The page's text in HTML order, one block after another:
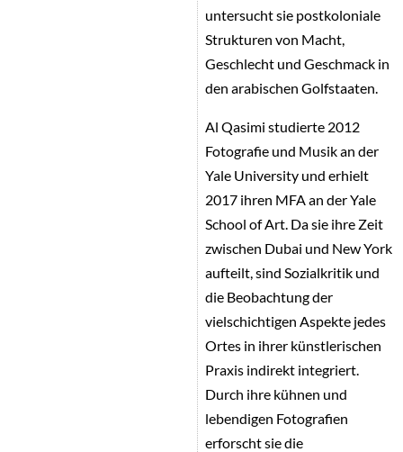
untersucht sie postkoloniale
Strukturen von Macht,
Geschlecht und Geschmack in
den arabischen Golfstaaten.
Al Qasimi studierte 2012
Fotografie und Musik an der
Yale University und erhielt
2017 ihren MFA an der Yale
School of Art. Da sie ihre Zeit
zwischen Dubai und New York
aufteilt, sind Sozialkritik und
die Beobachtung der
vielschichtigen Aspekte jedes
Ortes in ihrer künstlerischen
Praxis indirekt integriert.
Durch ihre kühnen und
lebendigen Fotografien
erforscht sie die